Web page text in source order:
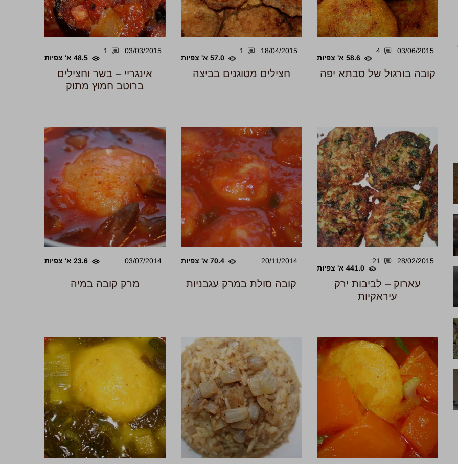
03/06/2015
4
58.6 א' צפיות
קובה בורגול של סבתא יפה
18/04/2015
1
57.0 א' צפיות
חצילים מטוגנים בביצה
03/03/2015
1
48.5 א' צפיות
אינגריי – בשר וחצילים
ברוטב חמוץ מתוק
28/02/2015
21
441.0 א' צפיות
עארוק – לביבות ירק
עיראקיות
20/11/2014 70.4 א' צפיות
קובה סולת במרק עגבניות
03/07/2014 23.6 א' צפיות
מרק קובה במיה